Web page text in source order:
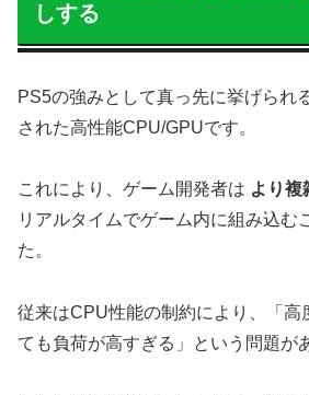
しする
PS5の強みとして真っ先に挙げられ
された高性能CPU/GPUです。
これにより、ゲーム開発者は より複
リアルタイムでゲーム内に組み込む
た。
従来はCPU性能の制約により、「高
ても負荷が高すぎる」という問題が